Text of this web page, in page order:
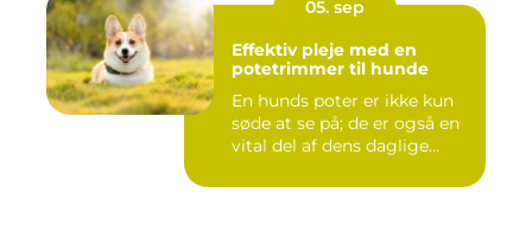
05. sep
Effektiv pleje med en
potetrimmer til hunde
En hunds poter er ikke kun
søde at se på; de er også en
vital del af dens daglige...